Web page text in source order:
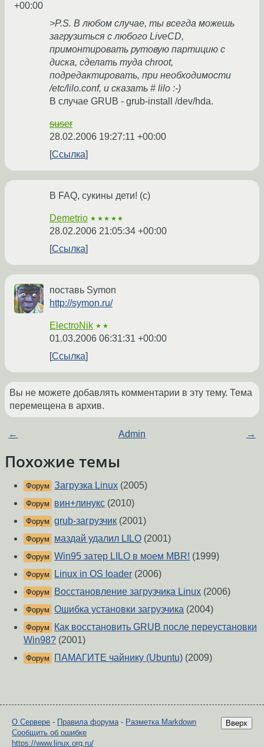
+00:00
>P.S. В любом случае, ты всегда можешь
загрузиться с любого LiveCD,
примонтировать рутовую партицию с
диска, сделать туда chroot,
подредактировать, при необходимости
/etc/lilo.conf, и сказать # lilo :-)
В случае GRUB - grub-install /dev/hda.
suser
28.02.2006 19:27:11 +00:00
Ссылка
В FAQ, сукины дети! (с)
Demetrio ★★★★★
28.02.2006 21:05:34 +00:00
Ссылка
поставь Symon
http://symon.ru/
ElectroNik ★★
01.03.2006 06:31:31 +00:00
Ссылка
Вы не можете добавлять комментарии в эту тему. Тема
перемещена в архив.
← Admin →
Похожие темы
Форум Загрузка Linux (2005)
Форум вин+линукс (2010)
Форум grub-загрузчик (2001)
Форум маздай удалил LILO (2001)
Форум Win95 затер LILO в моем МBR! (1999)
Форум Linux in OS loader (2006)
Форум Восстановление загрузчика Linux (2006)
Форум Ошибка установки загрузчика (2004)
Форум
Как восстановить GRUB после переустановки
Win98? (2001)
Форум ПАМАГИТЕ чайнику (Ubuntu) (2009)
Вверх
О Сервере - Правила форума- Разметка Markdown
Сообщить об ошибке
https://www.linux.org.ru/